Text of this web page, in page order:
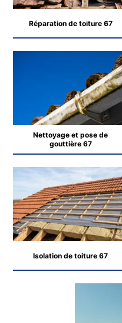
Réparation de toiture 67
Nettoyage et pose de
gouttière 67
Isolation de toiture 67